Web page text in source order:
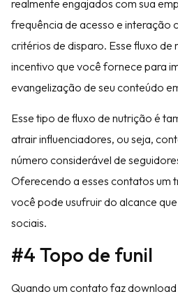
realmente engajados com sua
frequência de acesso e interação
critérios de disparo. Esse fluxo de
incentivo que você fornece para
evangelização de seu conteúdo
Esse tipo de fluxo de nutrição é
atrair influenciadores, ou seja,
número considerável de
Oferecendo a esses contatos um
você pode usufruir do alcance
sociais.
#4 Topo de funil
Quando um contato faz